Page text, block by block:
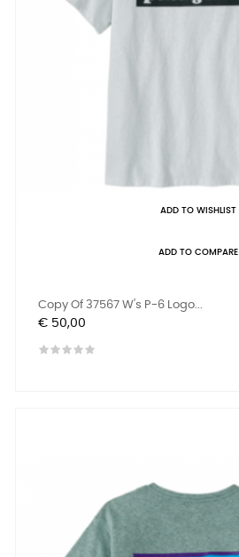
ADD TO WISHLIST
ADD TO COMPARE
Copy Of 37567 W's P-6 Logo...
Prijs
€ 50,00